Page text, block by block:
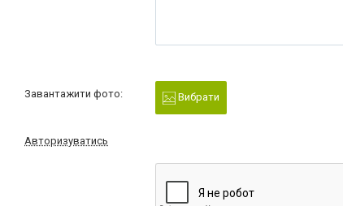
Завантажити фото: Вибрати
Авторизуватись